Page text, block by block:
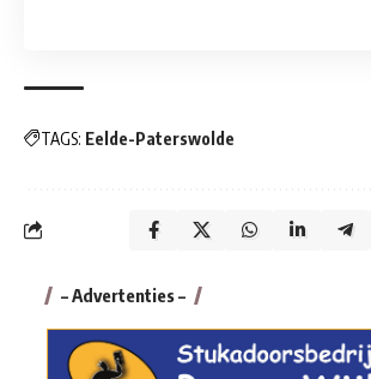
TAGS: Eelde-Paterswolde
– Advertenties –